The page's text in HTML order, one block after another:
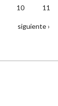
10 11
siguiente ›